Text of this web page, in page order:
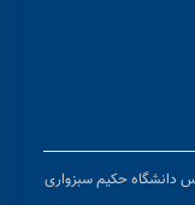
دانشگاه حکیم سبزواری